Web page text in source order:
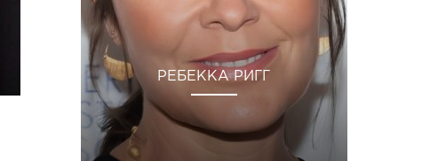
РЕБЕККА РИГГ